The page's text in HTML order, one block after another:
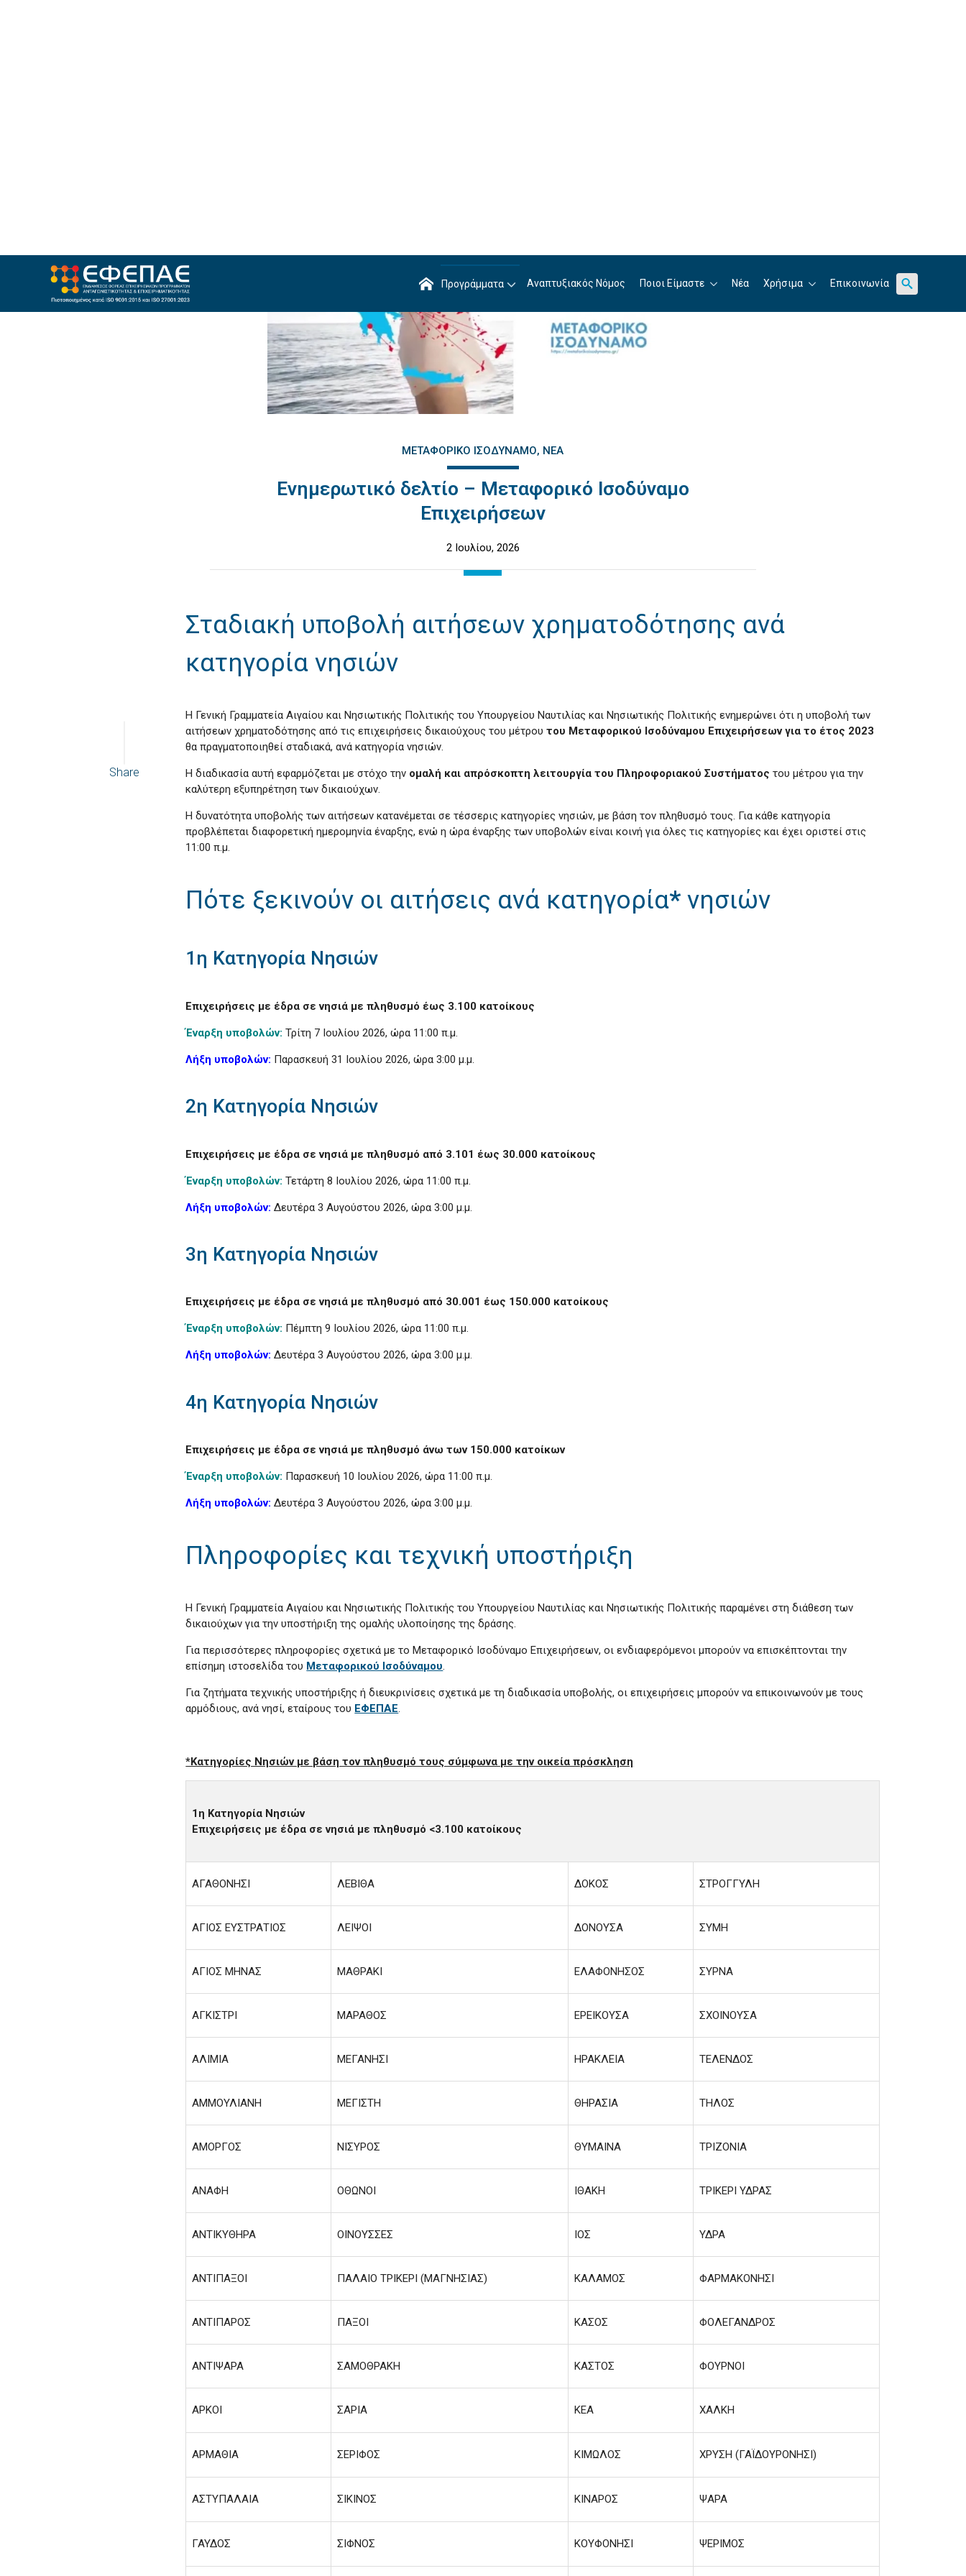
ΜΕΤΑΦΟΡΙΚΌ ΙΣΟΔΎΝΑΜΟ ΝΈΑ
Ενημερωτικό δελτίο – Μεταφορικό Ισοδύναμο
Επιχειρήσεων
2 Ιουλίου, 2026
Share
Σταδιακή υποβολή αιτήσεων χρηματοδότησης ανά
κατηγορία νησιών
Η Γενική Γραμματεία Αιγαίου και Νησιωτικής Πολιτικής του Υπουργείου Ναυτιλίας και Νησιωτικής Πολιτικής ενημερώνει ότι η υποβολή των
αιτήσεων χρηματοδότησης από τις επιχειρήσεις δικαιούχους του μέτρουτου Μεταφορικού Ισοδύναμου Επιχειρήσεων για το έτος 2023
θα πραγματοποιηθεί σταδιακά, ανά κατηγορία νησιών.
Η διαδικασία αυτή εφαρμόζεται με στόχο την ομαλή και απρόσκοπτη λειτουργία του Πληροφοριακού Συστήματος του μέτρου για την
καλύτερη εξυπηρέτηση των δικαιούχων.
Η δυνατότητα υποβολής των αιτήσεων κατανέμεται σε τέσσερις κατηγορίες νησιών, με βάση τον πληθυσμό τους. Για κάθε κατηγορία
προβλέπεται διαφορετική ημερομηνία έναρξης, ενώ η ώρα έναρξης των υποβολών είναι κοινή για όλες τις κατηγορίες και έχει οριστεί στις
11:00 π.μ.
Πότε ξεκινούν οι αιτήσεις ανά κατηγορία* νησιών
1η Κατηγορία Νησιών
Επιχειρήσεις με έδρα σε νησιά με πληθυσμό έως 3.100 κατοίκους
Έναρξη υποβολών: Τρίτη 7 Ιουλίου 2026, ώρα 11:00 π.μ.
Λήξη υποβολών: Παρασκευή 31 Ιουλίου 2026, ώρα 3:00 μ.μ.
2η Κατηγορία Νησιών
Επιχειρήσεις με έδρα σε νησιά με πληθυσμό από 3.101 έως 30.000 κατοίκους
Έναρξη υποβολών: Τετάρτη 8 Ιουλίου 2026, ώρα 11:00 π.μ.
Λήξη υποβολών: Δευτέρα 3 Αυγούστου 2026, ώρα 3:00 μ.μ.
3η Κατηγορία Νησιών
Επιχειρήσεις με έδρα σε νησιά με πληθυσμό από 30.001 έως 150.000 κατοίκους
Έναρξη υποβολών: Πέμπτη 9 Ιουλίου 2026, ώρα 11:00 π.μ.
Λήξη υποβολών: Δευτέρα 3 Αυγούστου 2026, ώρα 3:00 μ.μ.
4η Κατηγορία Νησιών
Επιχειρήσεις με έδρα σε νησιά με πληθυσμό άνω των 150.000 κατοίκων
Έναρξη υποβολών: Παρασκευή 10 Ιουλίου 2026, ώρα 11:00 π.μ.
Λήξη υποβολών: Δευτέρα 3 Αυγούστου 2026, ώρα 3:00 μ.μ.
Πληροφορίες και τεχνική υποστήριξη
Η Γενική Γραμματεία Αιγαίου και Νησιωτικής Πολιτικής του Υπουργείου Ναυτιλίας και Νησιωτικής Πολιτικής παραμένει στη διάθεση των
δικαιούχων για την υποστήριξη της ομαλής υλοποίησης της δράσης.
Για περισσότερες πληροφορίες σχετικά με το Μεταφορικό Ισοδύναμο Επιχειρήσεων, οι ενδιαφερόμενοι μπορούν να επισκέπτονται την
επίσημη ιστοσελίδα του Μεταφορικού Ισοδύναμου.
Για ζητήματα τεχνικής υποστήριξης ή διευκρινίσεις σχετικά με τη διαδικασία υποβολής, οι επιχειρήσεις μπορούν να επικοινωνούν με τους
αρμόδιους, ανά νησί, εταίρους του ΕΦΕΠΑΕ.
*Κατηγορίες Νησιών με βάση τον πληθυσμό τους σύμφωνα με την οικεία πρόσκληση
1η Κατηγορία Νησιών
Επιχειρήσεις με έδρα σε νησιά με πληθυσμό <3.100 κατοίκους
ΑΓΑΘΟΝΗΣΙ ΛΕΒΙΘΑ ΔΟΚΟΣ ΣΤΡΟΓΓΥΛΗ
ΑΓΙΟΣ ΕΥΣΤΡΑΤΙΟΣ ΛΕΙΨΟΙ ΔΟΝΟΥΣΑ ΣΥΜΗ
ΑΓΙΟΣ ΜΗΝΑΣ ΜΑΘΡΑΚΙ ΕΛΑΦΟΝΗΣΟΣ ΣΥΡΝΑ
ΑΓΚΙΣΤΡΙ ΜΑΡΑΘΟΣ ΕΡΕΙΚΟΥΣΑ ΣΧΟΙΝΟΥΣΑ
ΑΛΙΜΙΑ ΜΕΓΑΝΗΣΙ ΗΡΑΚΛΕΙΑ ΤΕΛΕΝΔΟΣ
ΑΜΜΟΥΛΙΑΝΗ ΜΕΓΙΣΤΗ ΘΗΡΑΣΙΑ ΤΗΛΟΣ
ΑΜΟΡΓΟΣ ΝΙΣΥΡΟΣ ΘΥΜΑΙΝΑ ΤΡΙΖΟΝΙΑ
ΑΝΑΦΗ ΟΘΩΝΟΙ ΙΘΑΚΗ ΤΡΙΚΕΡΙ ΥΔΡΑΣ
ΑΝΤΙΚΥΘΗΡΑ ΟΙΝΟΥΣΣΕΣ ΙΟΣ ΥΔΡΑ
ΑΝΤΙΠΑΞΟΙ ΠΑΛΑΙΟ ΤΡΙΚΕΡΙ (ΜΑΓΝΗΣΙΑΣ) ΚΑΛΑΜΟΣ ΦΑΡΜΑΚΟΝΗΣΙ
ΑΝΤΙΠΑΡΟΣ ΠΑΞΟΙ ΚΑΣΟΣ ΦΟΛΕΓΑΝΔΡΟΣ
ΑΝΤΙΨΑΡΑ ΣΑΜΟΘΡΑΚΗ ΚΑΣΤΟΣ ΦΟΥΡΝΟΙ
ΑΡΚΟΙ ΣΑΡΙΑ ΚΕΑ ΧΑΛΚΗ
ΑΡΜΑΘΙΑ ΣΕΡΙΦΟΣ ΚΙΜΩΛΟΣ ΧΡΥΣΗ (ΓΑΪΔΟΥΡΟΝΗΣΙ)
ΑΣΤΥΠΑΛΑΙΑ ΣΙΚΙΝΟΣ ΚΙΝΑΡΟΣ ΨΑΡΑ
ΓΑΥΔΟΣ ΣΙΦΝΟΣ ΚΟΥΦΟΝΗΣΙ ΨΕΡΙΜΟΣ